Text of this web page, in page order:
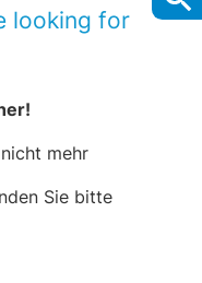
looking for
mehr
Sie bitte